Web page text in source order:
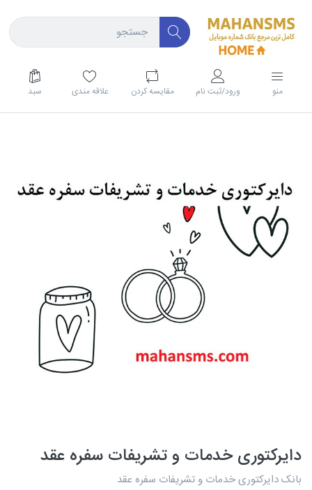
منو ورود/ثبت نام مقايسه كردن علاقه مندی سبد
دایرکتوری خدمات و تشریفات سفره عقد
بانک دایرکتوری خدمات و تشریفات سفره عقد